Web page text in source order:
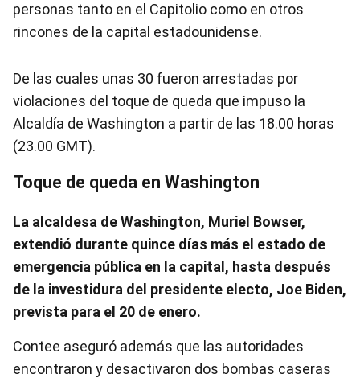
personas tanto en el Capitolio como en otros
rincones de la capital estadounidense.
De las cuales unas 30 fueron arrestadas por
violaciones del toque de queda que impuso la
Alcaldía de Washington a partir de las 18.00 horas
(23.00 GMT).
Toque de queda en Washington
La alcaldesa de Washington, Muriel Bowser,
extendió durante quince días más el estado de
emergencia pública en la capital, hasta después
de la investidura del presidente electo, Joe Biden,
prevista para el 20 de enero.
Contee aseguró además que las autoridades
encontraron y desactivaron dos bombas caseras